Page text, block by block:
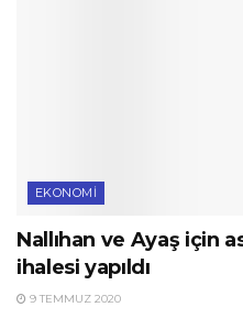
EKONOMI
Nallıhan ve Ayaş için
ihalesi yapıldı
9 TEMMUZ 2020